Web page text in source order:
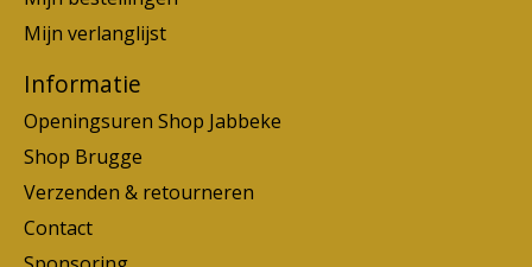
Mijn verlanglijst
Informatie
Openingsuren Shop Jabbeke
Shop Brugge
Verzenden & retourneren
Contact